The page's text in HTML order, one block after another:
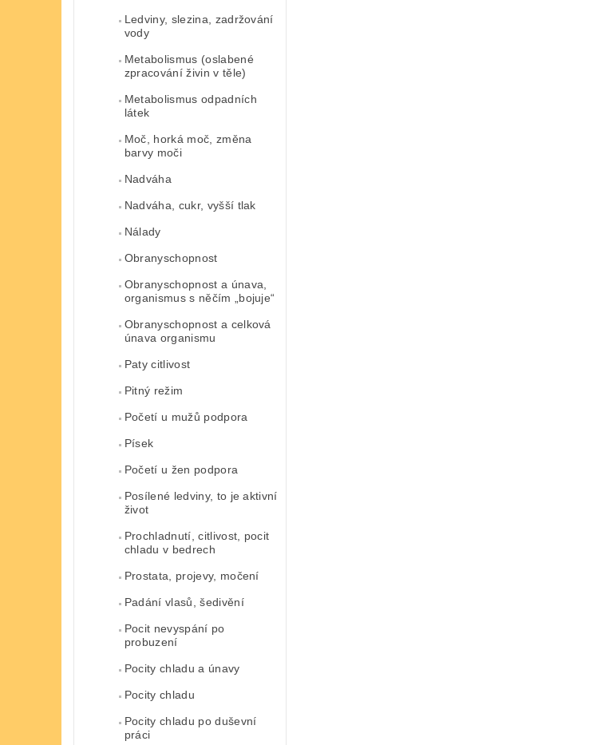
Ledviny, slezina, zadržování
vody
Metabolismus (oslabené
zpracování živin v těle)
Metabolismus odpadních
látek
Moč, horká moč, změna
barvy moči
Nadváha
Nadváha, cukr, vyšší tlak
Nálady
Obranyschopnost
Obranyschopnost a únava,
organismus s něčím „bojuje“
Obranyschopnost a celková
únava organismu
Paty citlivost
Pitný režim
Početí u mužů podpora
Písek
Početí u žen podpora
Posílené ledviny, to je aktivní
život
Prochladnutí, citlivost, pocit
chladu v bedrech
Prostata, projevy, močení
Padání vlasů, šedivění
Pocit nevyspání po
probuzení
Pocity chladu a únavy
Pocity chladu
Pocity chladu po duševní
práci